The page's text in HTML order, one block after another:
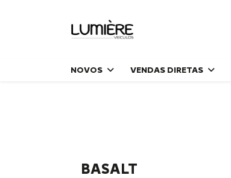
NOVOS VENDAS DIRETAS
BASALT